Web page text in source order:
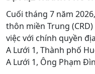
Cuối tháng 7 năm
thôn miền Trung
việc với chính quyền
A Lưới 1, Thành phố
A Lưới 1, Ông Phạm